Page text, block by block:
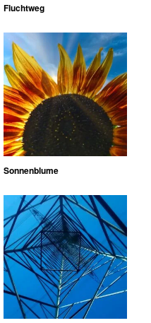
Fluchtweg
Sonnenblume